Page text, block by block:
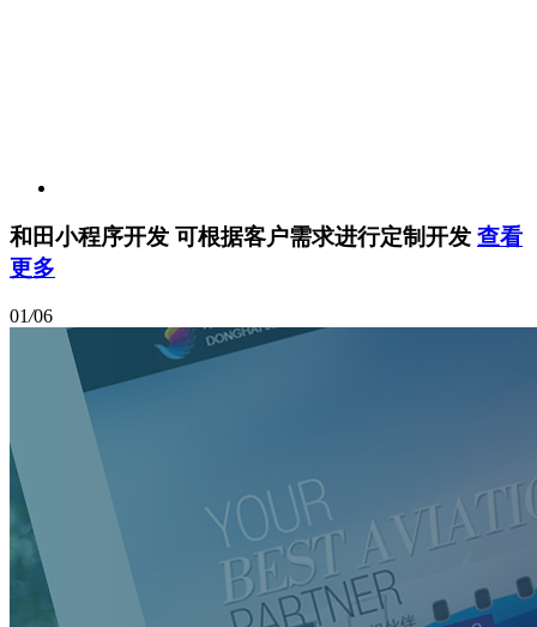
和田小程序开发 可根据客户需求进行定制开发 查看
更多
01/06